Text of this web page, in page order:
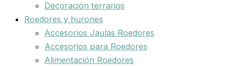
Decoración terrarios
Roedores y hurones
Accesorios Jaulas Roedores
Accesorios para Roedores
Alimentación Roedores